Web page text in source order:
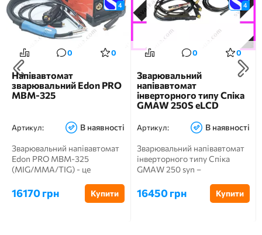
4
0 0
Напівавтомат
зварювальний Edon PRO
MBM-325
Артикул: В наявності
Зварювальний напівавтомат
Edon PRO MBM-325
(MIG/MMA/TIG) - це
багатофункціональне об...
16170 грн Купити
4
0 0
Зварювальний
напівавтомат
інверторного типу Спіка
GMAW 250S eLCD
Артикул: В наявності
Зварювальний напівавтомат
інверторного типу Спіка
GMAW 250 syn –
об...
16450 грн Купити